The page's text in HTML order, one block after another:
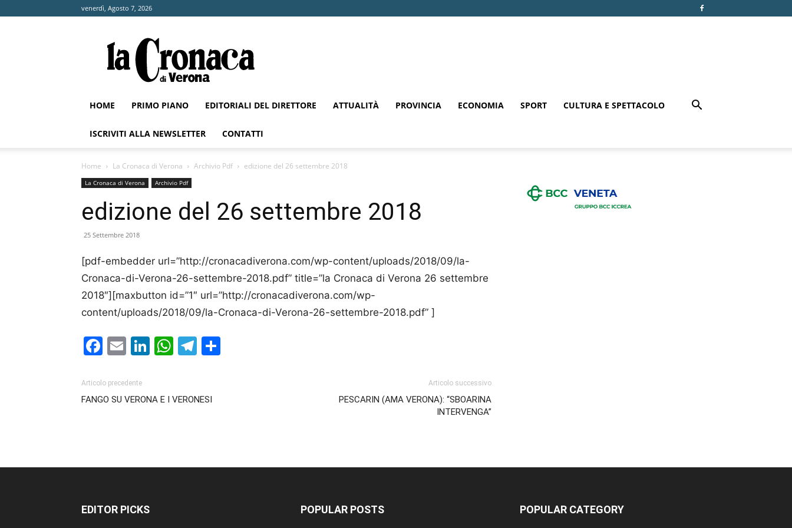
venerdì, Agosto 7, 2026
Cronaca
di
Verona
HOME PRIMO PIANO EDITORIALI DEL DIRETTORE ATTUALITÀ PROVINCIA ECONOMIA SPORT CULTURA E SPETTACOLO
ISCRIVITI ALLA NEWSLETTER CONTATTI
Home La Cronaca di Verona Archivio Pdf edizione del 26 settembre 2018
La Cronaca di Verona Archivio Pdf
edizione del 26 settembre 2018
25 Settembre 2018
[pdf-embedder url=”http://cronacadiverona.com/wp-content/uploads/2018/09/la-
Cronaca-di-Verona-26-settembre-2018.pdf” title=”la Cronaca di Verona 26 settembre
2018″][maxbutton id=”1″ url=”http://cronacadiverona.com/wp-
content/uploads/2018/09/la-Cronaca-di-Verona-26-settembre-2018.pdf” ]
Facebook
EmailLinkedIn
WhatsApp
Telegram
Articolo precedente
FANGO SU VERONA E I VERONESI
Articolo successivo
PESCARIN (AMA VERONA): “SBOARINA
INTERVENGA”
EDITOR PICKS POPULAR POSTS POPULAR CATEGORY